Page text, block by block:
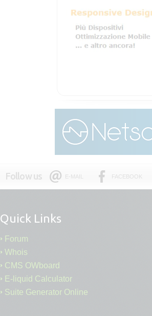
Follow us E-MAIL FACEBOOK
Quick Links
Forum
Whois
CMS OWboard
E-liquid Calculator
Suite Generator Online